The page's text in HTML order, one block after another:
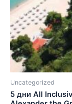
Uncategorized
5 дни All